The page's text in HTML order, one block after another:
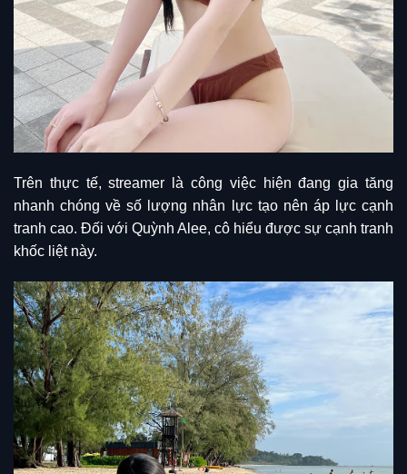
Trên thực tế, streamer là công việc hiện đang gia tăng
nhanh chóng về số lượng nhân lực tạo nên áp lực cạnh
tranh cao. Đối với Quỳnh Alee, cô hiểu được sự cạnh tranh
khốc liệt này.